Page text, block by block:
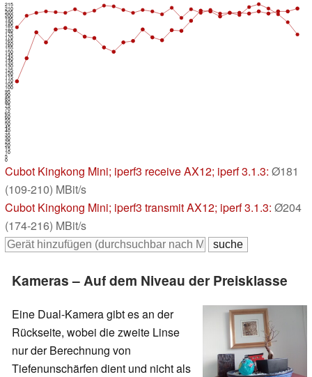
0
5
10
15
20
25
30
35
40
45
50
55
60
65
70
75
80
85
90
95
100
105
110
115
120
125
130
135
140
145
150
155
160
165
170
175
180
185
190
195
200
205
210
215
Cubot Kingkong Mini; iperf3 receive AX12; iperf 3.1.3: Ø181
(109-210) MBit/s
Cubot Kingkong Mini; iperf3 transmit AX12; iperf 3.1.3: Ø204
(174-216) MBit/s
Kameras – Auf dem Niveau der Preisklasse
Eine Dual-Kamera gibt es an der
Rückseite, wobei die zweite Linse
nur der Berechnung von
Tiefenunschärfen dient und nicht als